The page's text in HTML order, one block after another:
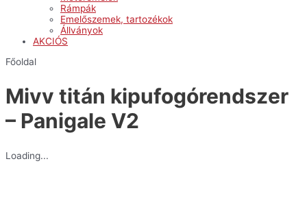
Rámpák
Emelőszemek, tartozékok
Állványok
AKCIÓS
Főoldal
Mivv titán kipufogórendszer
– Panigale V2
Loading...